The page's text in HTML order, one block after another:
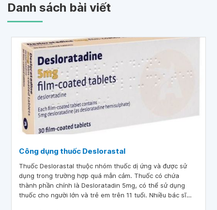
Danh sách bài viết
Công dụng thuốc Deslorastal
Thuốc Deslorastal thuộc nhóm thuốc dị ứng và được sử
dụng trong trường hợp quá mẫn cảm. Thuốc có chứa
thành phần chính là Desloratadin 5mg, có thể sử dụng
thuốc cho người lớn và trẻ em trên 11 tuổi. Nhiều bác sĩ